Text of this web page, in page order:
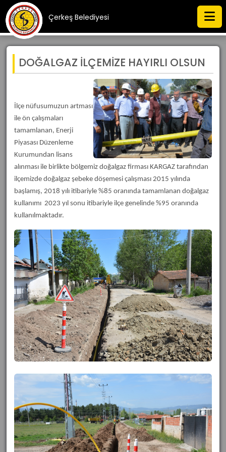
Çerkeş Belediyesi
DOĞALGAZ İLÇEMİZE HAYIRLI OLSUN
İlçe nüfusumuzun artması
ile ön çalışmaları
tamamlanan, Enerji
Piyasası Düzenleme
Kurumundan lisans
alınması ile birlikte bölgemiz doğalgaz firması KARGAZ tarafından
ilçemizde doğalgaz şebeke döşemesi çalışması 2015 yılında
başlamış, 2018 yılı itibariyle %85 oranında tamamlanan doğalgaz
kullanımı 2023 yıl sonu itibariyle ilçe genelinde %95 oranında
kullanılmaktadır.